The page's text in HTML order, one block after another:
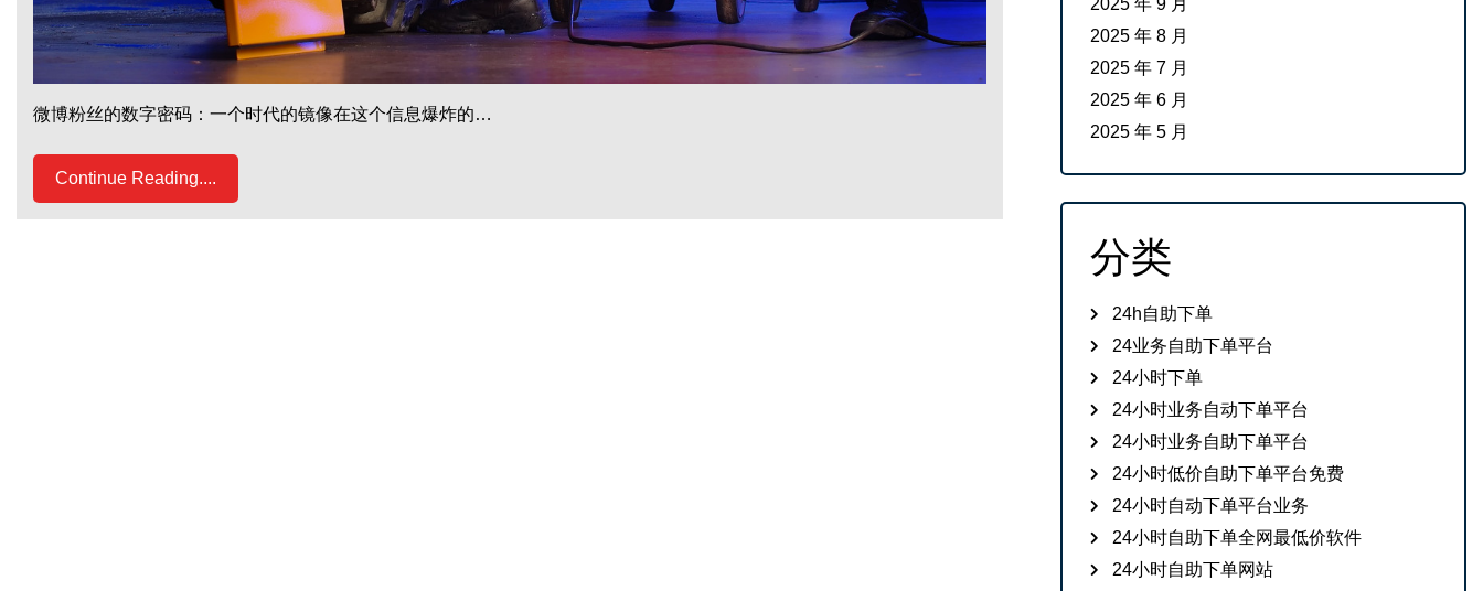
微博粉丝的数字密码：一个时代的镜像在这个信息爆炸的…
Continue Reading....
2025 年 9 月
2025 年 8 月
2025 年 7 月
2025 年 6 月
2025 年 5 月
分类
24h自助下单
24业务自助下单平台
24小时下单
24小时业务自动下单平台
24小时业务自助下单平台
24小时低价自助下单平台免费
24小时自动下单平台业务
24小时自助下单全网最低价软件
24小时自助下单网站